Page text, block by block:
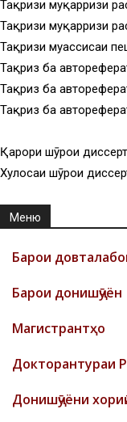
Тақризи муқарризи
Тақризи муқарризи
Тақризи муассисаи
Тақриз ба
Тақриз ба
Тақриз ба
Қарори шӯрои
Хулосаи шӯрои
Меню
Барои
Барои донишҷӯён
Магистрантҳо
Докторантураи
Донишҷӯёни